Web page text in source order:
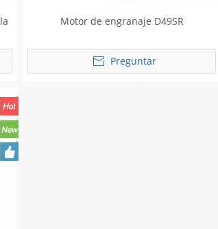
Motor de engranaje D49SR
Preguntar